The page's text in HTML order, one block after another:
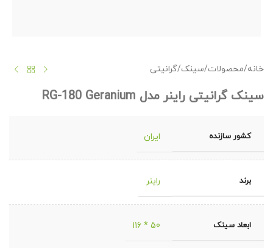
خانه/محصولات/سینک/گرانیتی
سینک گرانیتی راینر مدل RG-180 Geranium
کشور سازنده ایران
برند راینر
ابعاد سینک 50 * 116